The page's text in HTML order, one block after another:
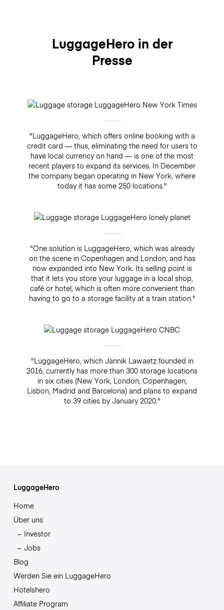
LuggageHero in der
Presse
"LuggageHero, which offers online booking with a
credit card — thus, eliminating the need for users to
have local currency on hand — is one of the most
recent players to expand its services. In December
the company began operating in New York, where
today it has some 250 locations."
"One solution is LuggageHero, which was already
on the scene in Copenhagen and London, and has
now expanded into New York. Its selling point is
that it lets you store your luggage in a local shop,
café or hotel, which is often more convenient than
having to go to a storage facility at a train station."
"LuggageHero, which Jannik Lawaetz founded in
2016, currently has more than 300 storage locations
in six cities (New York, London, Copenhagen,
Lisbon, Madrid and Barcelona) and plans to expand
to 39 cities by January 2020."
LuggageHero
Home
Über uns
Investor
Jobs
Blog
Werden Sie ein LuggageHero
Hotelshero
Affiliate Program